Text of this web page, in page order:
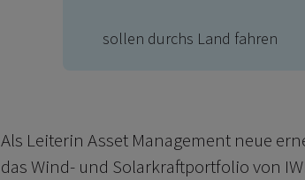
sollen durchs Land fahren
Als Leiterin Asset Management neue
das Wind- und Solarkraftportfolio von